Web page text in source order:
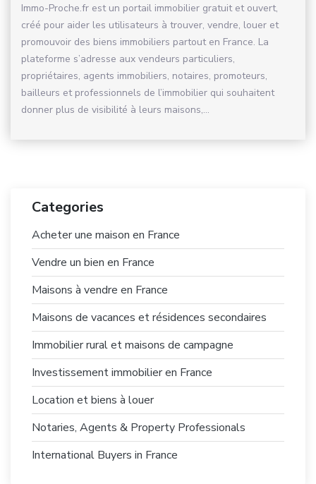
Immo-Proche.fr est un portail immobilier gratuit et ouvert,
créé pour aider les utilisateurs à trouver, vendre, louer et
promouvoir des biens immobiliers partout en France. La
plateforme s’adresse aux vendeurs particuliers,
propriétaires, agents immobiliers, notaires, promoteurs,
bailleurs et professionnels de l’immobilier qui souhaitent
donner plus de visibilité à leurs maisons,...
Categories
Acheter une maison en France
Vendre un bien en France
Maisons à vendre en France
Maisons de vacances et résidences secondaires
Immobilier rural et maisons de campagne
Investissement immobilier en France
Location et biens à louer
Notaries, Agents & Property Professionals
International Buyers in France